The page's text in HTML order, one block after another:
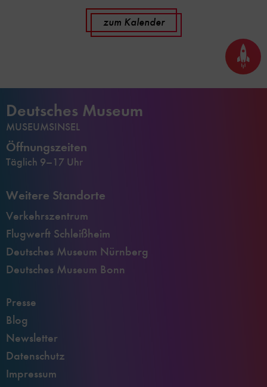
zum Kalender
Seite
nach
oben
Deutsches Museum
MUSEUMSINSEL
Öffnungszeiten
Täglich 9–17 Uhr
Weitere Standorte
Verkehrszentrum
Flugwerft Schleißheim
Deutsches Museum Nürnberg
Deutsches Museum Bonn
Presse
Blog
Newsletter
Datenschutz
Impressum